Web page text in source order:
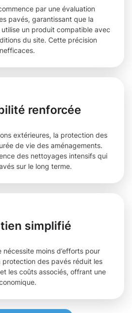
par une évaluation
pavés, garantissant que la
un produit compatible avec
du site. Cette précision
renforcée
extérieures, la protection des
de vie des aménagements.
des nettoyages intensifs qui
sur le long terme.
simplifié
moins d’efforts pour
protection des pavés réduit les
les coûts associés, offrant une